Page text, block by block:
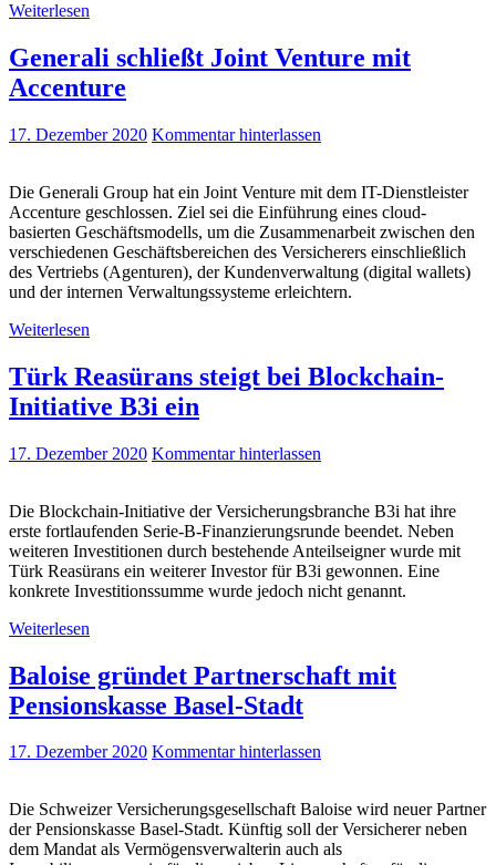
Weiterlesen
Generali schließt Joint Venture mit
Accenture
17. Dezember 2020 Kommentar hinterlassen
Die Generali Group hat ein Joint Venture mit dem IT-Dienstleister
Accenture geschlossen. Ziel sei die Einführung eines cloud-
basierten Geschäftsmodells, um die Zusammenarbeit zwischen den
verschiedenen Geschäftsbereichen des Versicherers einschließlich
des Vertriebs (Agenturen), der Kundenverwaltung (digital wallets)
und der internen Verwaltungssysteme erleichtern.
Weiterlesen
Türk Reasürans steigt bei Blockchain-
Initiative B3i ein
17. Dezember 2020 Kommentar hinterlassen
Die Blockchain-Initiative der Versicherungsbranche B3i hat ihre
erste fortlaufenden Serie-B-Finanzierungsrunde beendet. Neben
weiteren Investitionen durch bestehende Anteilseigner wurde mit
Türk Reasürans ein weiterer Investor für B3i gewonnen. Eine
konkrete Investitionssumme wurde jedoch nicht genannt.
Weiterlesen
Baloise gründet Partnerschaft mit
Pensionskasse Basel-Stadt
17. Dezember 2020 Kommentar hinterlassen
Die Schweizer Versicherungsgesellschaft Baloise wird neuer Partner
der Pensionskasse Basel-Stadt. Künftig soll der Versicherer neben
dem Mandat als Vermögensverwalterin auch als